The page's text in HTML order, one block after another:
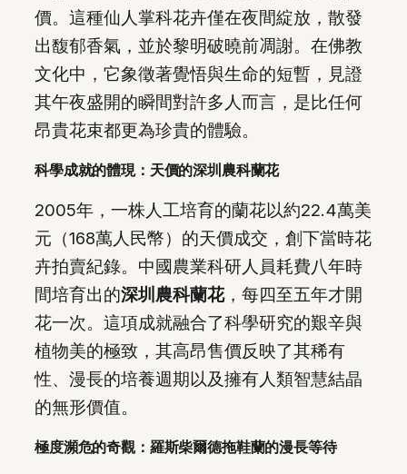
價。這種仙人掌科花卉僅在夜間綻放，散發
出馥郁香氣，並於黎明破曉前凋謝。在佛教
文化中，它象徵著覺悟與生命的短暫，見證
其午夜盛開的瞬間對許多人而言，是比任何
昂貴花束都更為珍貴的體驗。
科學成就的體現：天價的深圳農科蘭花
2005年，一株人工培育的蘭花以約22.4萬美
元（168萬人民幣）的天價成交，創下當時花
卉拍賣紀錄。中國農業科研人員耗費八年時
間培育出的深圳農科蘭花，每四至五年才開
花一次。這項成就融合了科學研究的艱辛與
植物美的極致，其高昂售價反映了其稀有
性、漫長的培養週期以及擁有人類智慧結晶
的無形價值。
極度瀕危的奇觀：羅斯柴爾德拖鞋蘭的漫長等待